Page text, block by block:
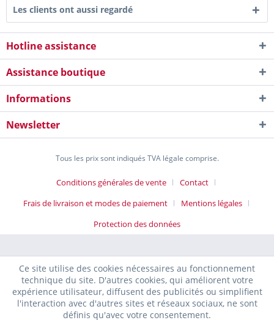
Les clients ont aussi regardé
Hotline assistance
Assistance boutique
Informations
Newsletter
Tous les prix sont indiqués TVA légale comprise.
Conditions générales de vente
Contact
Frais de livraison et modes de paiement
Mentions légales
Protection des données
Ce site utilise des cookies nécessaires au fonctionnement
technique du site. D'autres cookies, qui améliorent votre
expérience utilisateur, diffusent des publicités ou simplifient
l'interaction avec d'autres sites et réseaux sociaux, ne sont
définis qu'avec votre consentement.